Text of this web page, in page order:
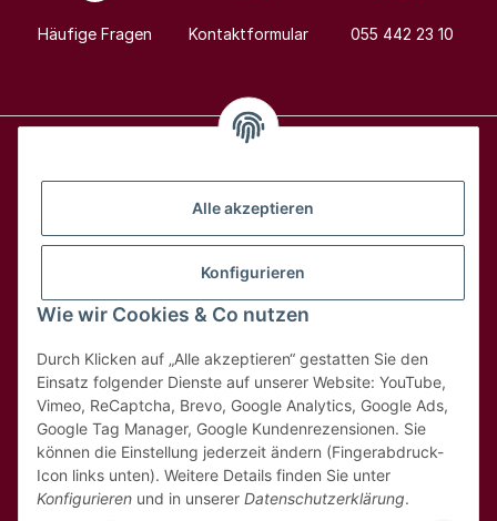
Alle akzeptieren
Konfigurieren
Wie wir Cookies & Co nutzen
Durch Klicken auf „Alle akzeptieren“ gestatten Sie den
Einsatz folgender Dienste auf unserer Website: YouTube,
Vimeo, ReCaptcha, Brevo, Google Analytics, Google Ads,
Google Tag Manager, Google Kundenrezensionen. Sie
können die Einstellung jederzeit ändern (Fingerabdruck-
Icon links unten). Weitere Details finden Sie unter
Konfigurieren und in unserer Datenschutzerklärung.
Häufige Fragen Kontaktformular 055 442 23 10
Hilfe & Kontakt
Rechtliches